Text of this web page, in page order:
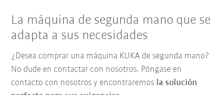
La máquina de segunda mano que se
adapta a sus necesidades
¿Desea comprar una máquina KUKA de segunda mano?
No dude en contactar con nosotros. Póngase en
contacto con nosotros y encontraremos la solución